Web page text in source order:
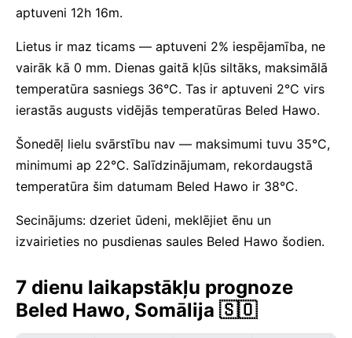
aptuveni 12h 16m.
Lietus ir maz ticams — aptuveni 2% iespējamība, ne
vairāk kā 0 mm. Dienas gaitā kļūs siltāks, maksimālā
temperatūra sasniegs 36°C. Tas ir aptuveni 2°C virs
ierastās augusts vidējās temperatūras Beled Hawo.
Šonedēļ lielu svārstību nav — maksimumi tuvu 35°C,
minimumi ap 22°C. Salīdzinājumam, rekordaugstā
temperatūra šim datumam Beled Hawo ir 38°C.
Secinājums: dzeriet ūdeni, meklējiet ēnu un
izvairieties no pusdienas saules Beled Hawo šodien.
7 dienu laikapstākļu prognoze
Beled Hawo, Somālija 🇸🇴